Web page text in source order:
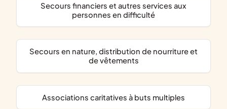
secours financiers et autres services aux
personnes en difficulté
secours en nature, distribution de nourriture et
de vêtements
associations caritatives à buts multiples